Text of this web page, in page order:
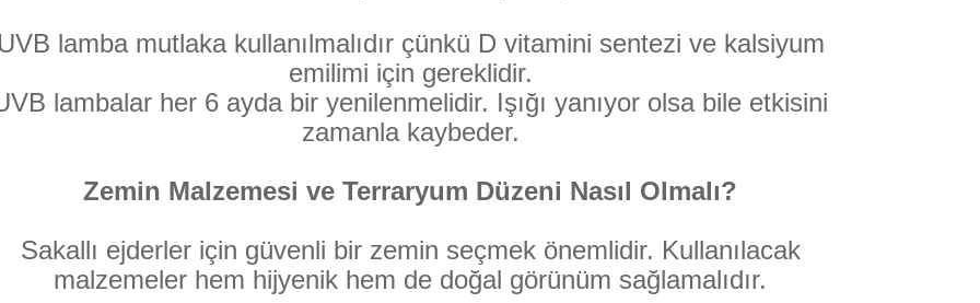
lamba mutlaka kullanılmalıdır çünkü D vitamini sentezi ve kalsiyum
emilimi için gereklidir.
lambalar her 6 ayda bir yenilenmelidir. Işığı yanıyor olsa bile etkisini
zamanla kaybeder.
Zemin Malzemesi ve Terraryum Düzeni Nasıl Olmalı?
Sakallı ejderler için güvenli bir zemin seçmek önemlidir. Kullanılacak
malzemeler hem hijyenik hem de doğal görünüm sağlamalıdır.